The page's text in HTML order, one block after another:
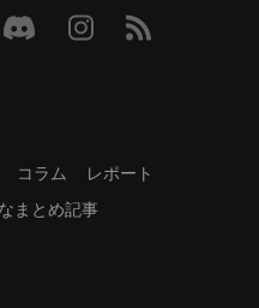
コラム
レポート
まとめ記事